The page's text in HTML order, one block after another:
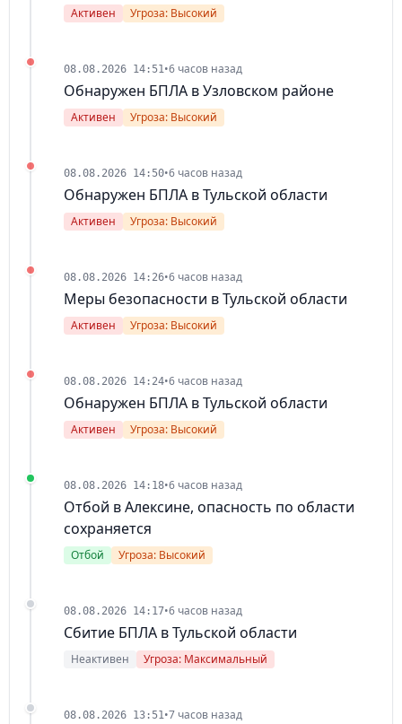
Активен Угроза: Высокий
08.08.2026 14:51•6 часов назад
Обнаружен БПЛА в Узловском районе
Активен Угроза: Высокий
08.08.2026 14:50•6 часов назад
Обнаружен БПЛА в Тульской области
Активен Угроза: Высокий
08.08.2026 14:26•6 часов назад
Меры безопасности в Тульской области
Активен Угроза: Высокий
08.08.2026 14:24•6 часов назад
Обнаружен БПЛА в Тульской области
Активен Угроза: Высокий
08.08.2026 14:18•6 часов назад
Отбой в Алексине, опасность по области
сохраняется
Отбой Угроза: Высокий
08.08.2026 14:17•6 часов назад
Сбитие БПЛА в Тульской области
Неактивен Угроза: Максимальный
08.08.2026 13:51•7 часов назад